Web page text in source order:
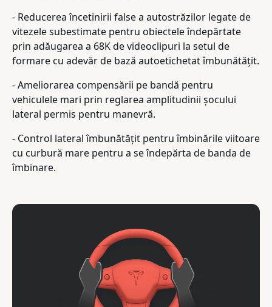
- Reducerea încetinirii false a autostrăzilor legate de
vitezele subestimate pentru obiectele îndepărtate
prin adăugarea a 68K de videoclipuri la setul de
formare cu adevăr de bază autoetichetat îmbunătățit.
- Ameliorarea compensării pe bandă pentru
vehiculele mari prin reglarea amplitudinii șocului
lateral permis pentru manevră.
- Control lateral îmbunătățit pentru îmbinările viitoare
cu curbură mare pentru a se îndepărta de banda de
îmbinare.